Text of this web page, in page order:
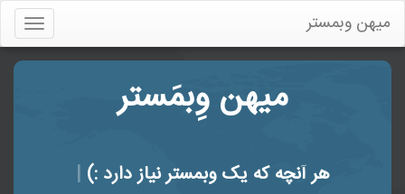
میهن وبمستر
میهن وِبمَستر
هر آنچه که یک وبمستر نیاز دارد :) |